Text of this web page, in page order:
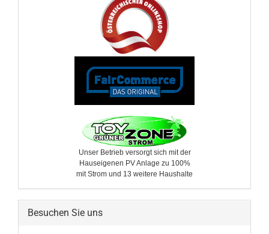
Unser Betrieb versorgt sich mit der
Hauseigenen PV Anlage zu 100%
mit Strom und 13 weitere ​Haushalte
Besuchen Sie uns